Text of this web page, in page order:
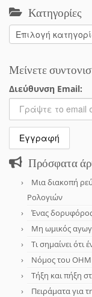
Κατηγορίες
Κατηγορίες
Μείνετε
Διεύθυνση Email:
Πρόσφατα
Μια διακοπή
Ρολογιών
Ένας δορυφόρος
Μη ωμικός
Τι σημαίνει ότι
Νόμος του OHM
Τήξη και πήξη
Πειράματα για